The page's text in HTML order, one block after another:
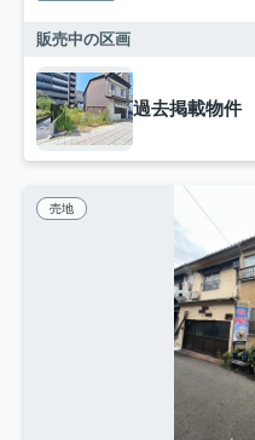
販売中の区画
過去掲載物件
売地